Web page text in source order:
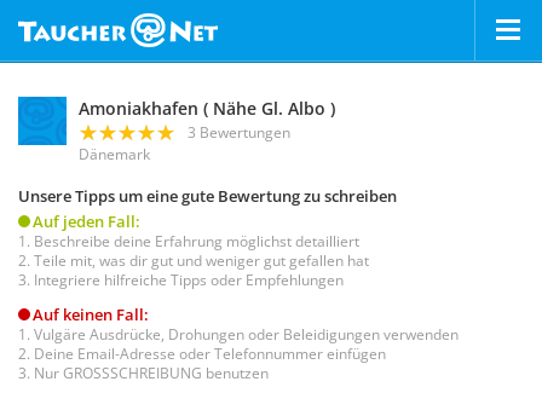
Amoniakhafen ( Nähe Gl. Albo )
3 Bewertungen
Dänemark
Unsere Tipps um eine gute Bewertung zu schreiben
Auf jeden Fall:
Beschreibe deine Erfahrung möglichst detailliert
Teile mit, was dir gut und weniger gut gefallen hat
Integriere hilfreiche Tipps oder Empfehlungen
Auf keinen Fall:
Vulgäre Ausdrücke, Drohungen oder Beleidigungen verwenden
Deine Email-Adresse oder Telefonnummer einfügen
Nur GROSSSCHREIBUNG benutzen